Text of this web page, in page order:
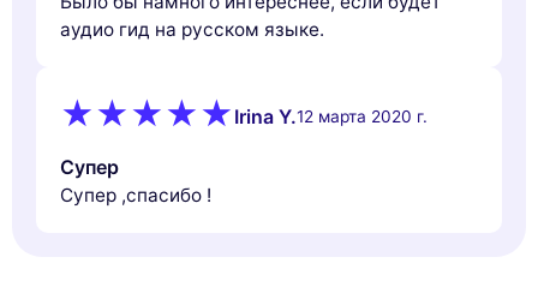
аудио гид на русском языке.
Irina Y.12 марта 2020 г.
Супер
Супер ,спасибо !